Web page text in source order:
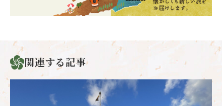
関連する記事